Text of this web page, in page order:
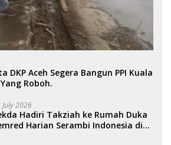
DKP Aceh Segera Bangun PPI Kuala
Roboh.
July 2026
Hadiri Takziah ke Rumah Duka
Harian Serambi Indonesia di